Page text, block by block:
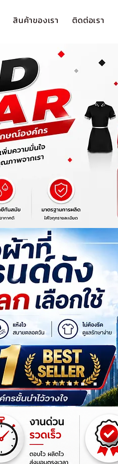
สินค้าของเรา ติดต่อเรา